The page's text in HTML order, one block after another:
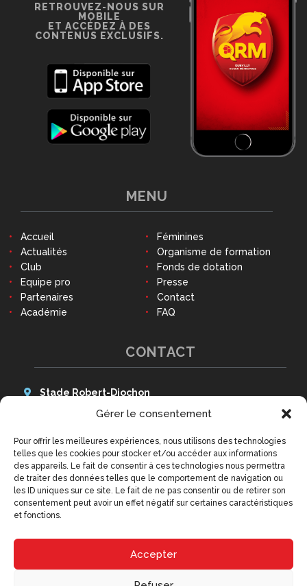
Gérer le consentement
Pour offrir les meilleures expériences, nous utilisons des technologies
telles que les cookies pour stocker et/ou accéder aux informations
des appareils. Le fait de consentir à ces technologies nous permettra
de traiter des données telles que le comportement de navigation ou
les ID uniques sur ce site. Le fait de ne pas consentir ou de retirer son
consentement peut avoir un effet négatif sur certaines caractéristiques
et fonctions.
Accepter
CONTACT
Stade Robert-Diochon
48 Avenue des Canadiens
Tél : 02 79 02 77 20
9h - 12h30 et 14h - 18h
(hors week-ends et jours fériés)
contact@qrm.fr
MENU
Accueil
Actualités
Club
Equipe pro
Partenaires
Académie
Féminines
Organisme de formation
Fonds de dotation
Presse
Contact
FAQ
RETROUVEZ-NOUS SUR
MOBILE
ET ACCÉDEZ À DES
CONTENUS EXCLUSIFS.